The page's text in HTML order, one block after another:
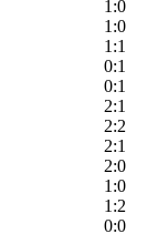
1:0
1:0
1:1
0:1
0:1
2:1
2:2
2:1
2:0
1:0
1:2
0:0